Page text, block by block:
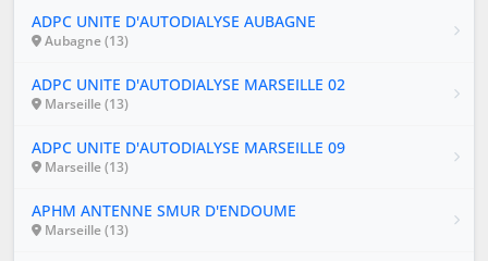
ADPC UNITE D'AUTODIALYSE AUBAGNE
Aubagne (13)
ADPC UNITE D'AUTODIALYSE MARSEILLE 02
Marseille (13)
ADPC UNITE D'AUTODIALYSE MARSEILLE 09
Marseille (13)
APHM ANTENNE SMUR D'ENDOUME
Marseille (13)